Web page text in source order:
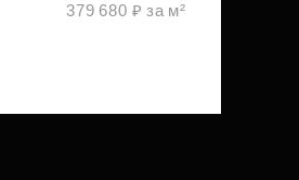
379 680 ₽ за м²